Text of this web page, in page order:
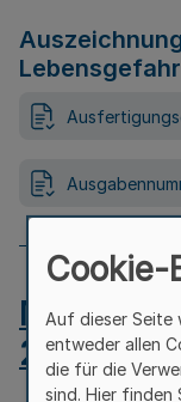
Lebensgefahr
MB.NRW
Cookie-
Auf dieser Seite
entweder allen
die für die
sind. Hier finden